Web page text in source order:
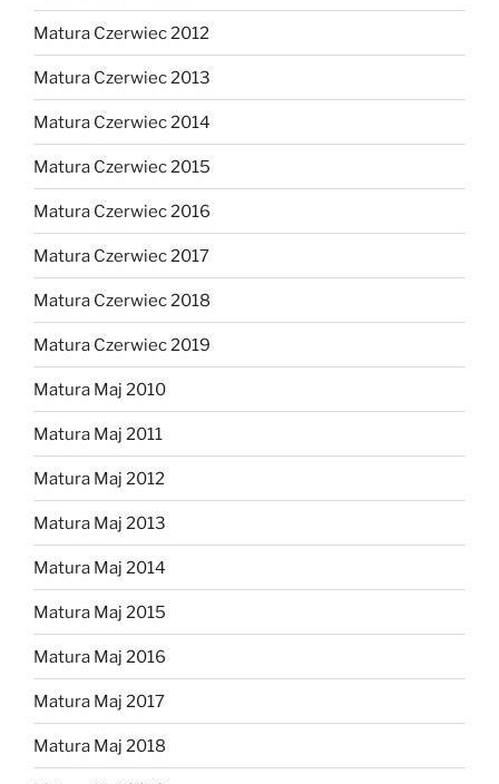
Matura Czerwiec 2012
Matura Czerwiec 2013
Matura Czerwiec 2014
Matura Czerwiec 2015
Matura Czerwiec 2016
Matura Czerwiec 2017
Matura Czerwiec 2018
Matura Czerwiec 2019
Matura Maj 2010
Matura Maj 2011
Matura Maj 2012
Matura Maj 2013
Matura Maj 2014
Matura Maj 2015
Matura Maj 2016
Matura Maj 2017
Matura Maj 2018